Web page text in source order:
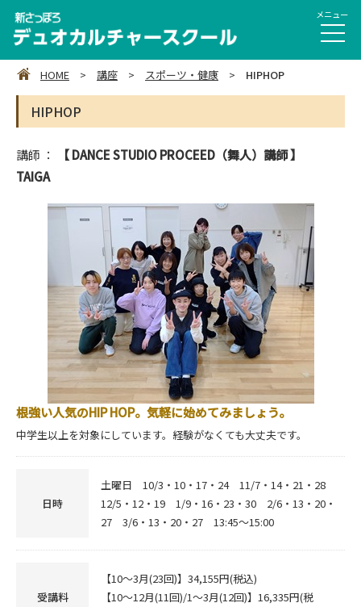
HOME > 講座 > スポーツ・健康 > HIPHOP
HIPHOP
講師 ：
【 DANCE STUDIO PROCEED（舞人）講師 】
TAIGA
根強い人気のHIP HOP。気軽に始めてみましょう。
中学生以上を対象にしています。経験がなくても大丈夫です。
日時
土曜日 10/3・10・17・24 11/7・14・21・28
12/5・12・19 1/9・16・23・30 2/6・13・20・
27 3/6・13・20・27 13:45～15:00
受講料
【10～3月(23回)】34,155円(税込)
【10～12月(11回)/1～3月(12回)】16,335円(税